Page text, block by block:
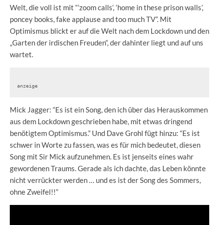
Welt, die voll ist mit “’zoom calls‘, ‘home in these prison walls’,
poncey books, fake applause and too much TV”. Mit
Optimismus blickt er auf die Welt nach dem Lockdown und den
„Garten der irdischen Freuden“, der dahinter liegt und auf uns
wartet.
anzeige
Mick Jagger: “Es ist ein Song, den ich über das Herauskommen
aus dem Lockdown geschrieben habe, mit etwas dringend
benötigtem Optimismus.” Und Dave Grohl fügt hinzu: “Es ist
schwer in Worte zu fassen, was es für mich bedeutet, diesen
Song mit Sir Mick aufzunehmen. Es ist jenseits eines wahr
gewordenen Traums. Gerade als ich dachte, das Leben könnte
nicht verrückter werden … und es ist der Song des Sommers,
ohne Zweifel!!”